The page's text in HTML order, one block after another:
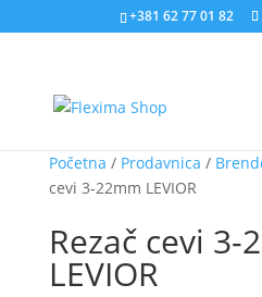
+381 62 77 01 82
Početna / Prodavnica /
cevi 3-22mm LEVIOR
Rezač cevi 3-
LEVIOR